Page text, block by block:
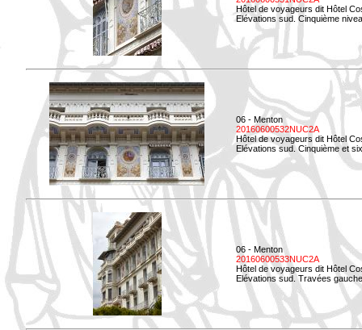
Hôtel de voyageurs dit Hôtel
Elévations sud. Cinquième
06 - Menton
20160600532NUC2A
Hôtel de voyageurs dit Hôtel
Elévations sud. Cinquième et
06 - Menton
20160600533NUC2A
Hôtel de voyageurs dit Hôtel
Elévations sud. Travées